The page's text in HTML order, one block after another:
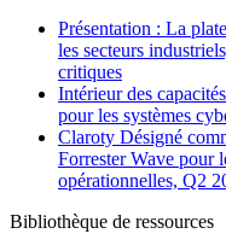
Présentation : La
les secteurs
critiques
Intérieur des
pour les systèmes
Claroty Désigné
Forrester Wave pour
opérationnelles, Q2
Bibliothèque de ressources